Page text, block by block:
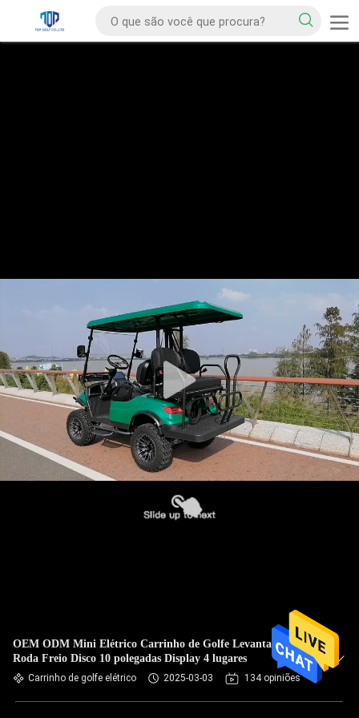
OEM ODM Mini Elétrico Carrinho de Golfe Levantado 4
Roda Freio Disco 10 polegadas Display 4 lugares
Carrinho de golfe elétrico 2025-03-03 134 opiniões